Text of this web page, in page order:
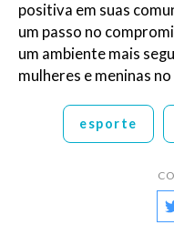
positiva em suas
um passo no
um ambiente mais
mulheres e meninas
esporte